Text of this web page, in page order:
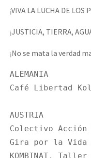
¡VIVA LA LUCHA DE LOS
¡JUSTICIA, TIERRA,
¡No se mata la verdad
ALEMANIA
Café Libertad
AUSTRIA
Colectivo
Gira por la Vida
KOMBINAT.